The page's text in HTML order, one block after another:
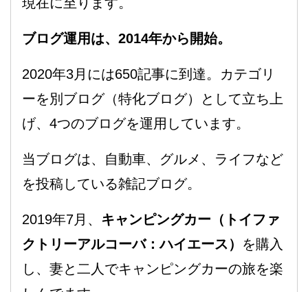
ブログ運用は、2014年から開始。
2020年3月には650記事に到達。カテゴリ
ーを別ブログ（特化ブログ）として立ち上
げ、4つのブログを運用しています。
当ブログは、自動車、グルメ、ライフなど
を投稿している雑記ブログ。
2019年7月、 キャンピングカー（トイファ
クトリーアルコーバ：ハイエース） を購入
し、妻と二人でキャンピングカーの旅を楽